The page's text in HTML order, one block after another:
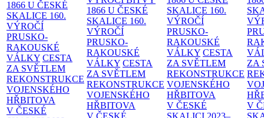
1866 U ČESKÉ
SKALICE 160.
VÝROČÍ
PRUSKO-
RAKOUSKÉ
VÁLKY CESTA
ZA SVĚTLEM
REKONSTRUKCE
VOJENSKÉHO
HŘBITOVA
V ČESKÉ
1866 U ČESKÉ
SKALICE 160.
VÝROČÍ
PRUSKO-
RAKOUSKÉ
VÁLKY CESTA
ZA SVĚTLEM
REKONSTRUKCE
VOJENSKÉHO
HŘBITOVA
SKALICE 160.
VÝROČÍ
PRUSKO-
RAKOUSKÉ
VÁLKY CESTA
ZA SVĚTLEM
REKONSTRUKCE
VOJENSKÉHO
HŘBITOVA
V ČESKÉ
ZA
V